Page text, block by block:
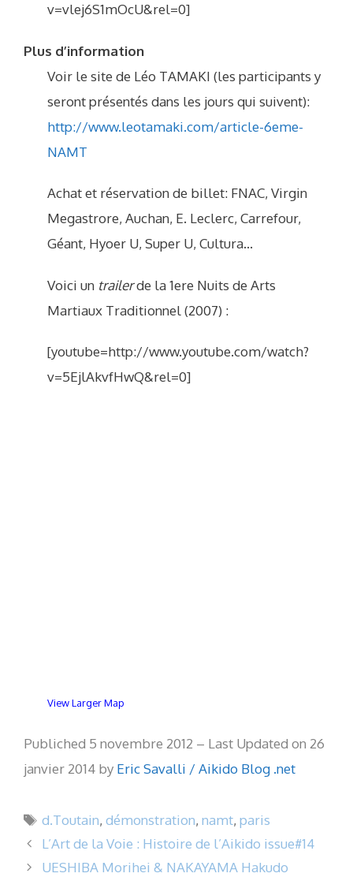
v=vlej6S1mOcU&rel=0]
Plus d’information
Voir le site de Léo TAMAKI (les participants y
seront présentés dans les jours qui suivent):
http://www.leotamaki.com/article-6eme-
NAMT
Achat et réservation de billet: FNAC, Virgin
Megastrore, Auchan, E. Leclerc, Carrefour,
Géant, Hyoer U, Super U, Cultura…
Voici un trailerde la 1ere Nuits de Arts
Martiaux Traditionnel (2007) :
[youtube=http://www.youtube.com/watch?
v=5EjlAkvfHwQ&rel=0]
View Larger Map
Publiched 5 novembre 2012 – Last Updated on 26
janvier 2014 by Eric Savalli / Aikido Blog .net
Étiquettes
d.Toutain,démonstration,namt,paris
L’Art de la Voie : Histoire de l’Aikido issue#14
UESHIBA Morihei & NAKAYAMA Hakudo